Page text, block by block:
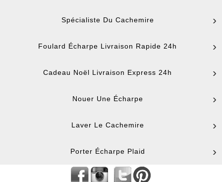
Spécialiste Du Cachemire
Foulard Écharpe Livraison Rapide 24h
Cadeau Noël Livraison Express 24h
Nouer Une Écharpe
Laver Le Cachemire
Porter Écharpe Plaid